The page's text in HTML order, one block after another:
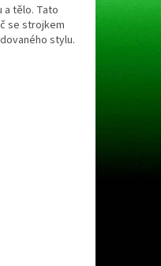
tělo. Tato
se strojkem
stylu.